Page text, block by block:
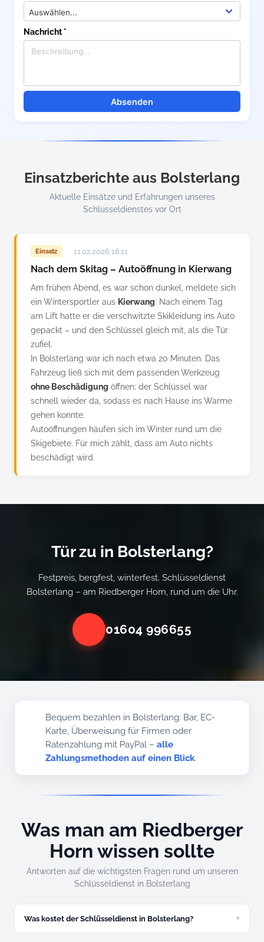
Nachricht *
Absenden
Einsatzberichte aus Bolsterlang
Aktuelle Einsätze und Erfahrungen unseres
Schlüsseldienstes vor Ort
Einsatz 11.02.2026 18:11
Nach dem Skitag – Autoöffnung in Kierwang
Am frühen Abend, es war schon dunkel, meldete sich
ein Wintersportler aus Kierwang: Nach einem Tag
am Lift hatte er die verschwitzte Skikleidung ins Auto
gepackt – und den Schlüssel gleich mit, als die Tür
zufiel.
In Bolsterlang war ich nach etwa 20 Minuten. Das
Fahrzeug ließ sich mit dem passenden Werkzeug
ohne Beschädigung öffnen; der Schlüssel war
schnell wieder da, sodass es nach Hause ins Warme
gehen konnte.
Autoöffnungen häufen sich im Winter rund um die
Skigebiete. Für mich zählt, dass am Auto nichts
beschädigt wird.
Tür zu in Bolsterlang?
Festpreis, bergfest, winterfest. Schlüsseldienst
Bolsterlang – am Riedberger Horn, rund um die Uhr.
01604 996655
Bequem bezahlen in Bolsterlang: Bar, EC-
Karte, Überweisung für Firmen oder
Ratenzahlung mit PayPal –alle
Zahlungsmethoden auf einen Blick.
Was man am Riedberger
Horn wissen sollte
Antworten auf die wichtigsten Fragen rund um unseren
Schlüsseldienst in Bolsterlang
Was kostet der Schlüsseldienst in Bolsterlang?